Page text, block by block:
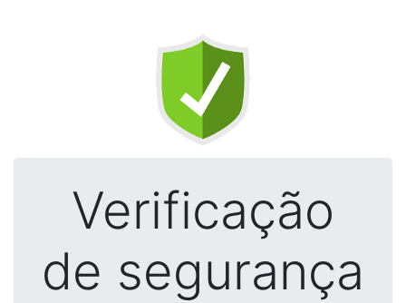
Verificação
de segurança